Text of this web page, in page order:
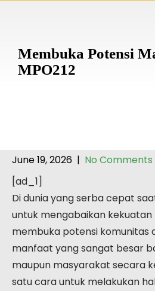
Membuka Potensi
MPO212
June 19, 2026 | No Comments
[ad_1]
Di dunia yang serba cepat
untuk mengabaikan kekuatan
membuka potensi komunitas
manfaat yang sangat besar
maupun masyarakat secara
satu cara untuk melakukan